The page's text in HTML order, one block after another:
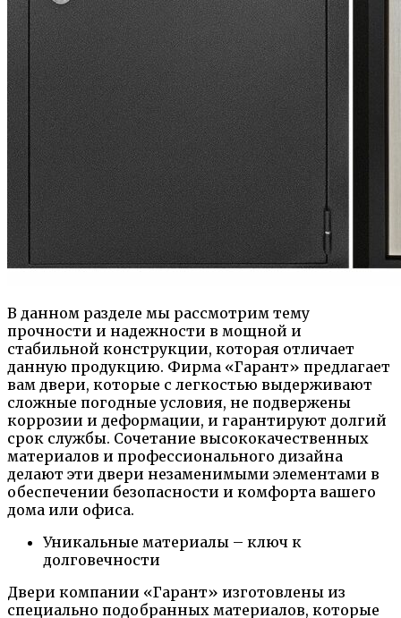
В данном разделе мы рассмотрим тему
прочности и надежности в мощной и
стабильной конструкции, которая отличает
данную продукцию. Фирма «Гарант» предлагает
вам двери, которые с легкостью выдерживают
сложные погодные условия, не подвержены
коррозии и деформации, и гарантируют долгий
срок службы. Сочетание высококачественных
материалов и профессионального дизайна
делают эти двери незаменимыми элементами в
обеспечении безопасности и комфорта вашего
дома или офиса.
Уникальные материалы – ключ к
долговечности
Двери компании «Гарант» изготовлены из
специально подобранных материалов, которые